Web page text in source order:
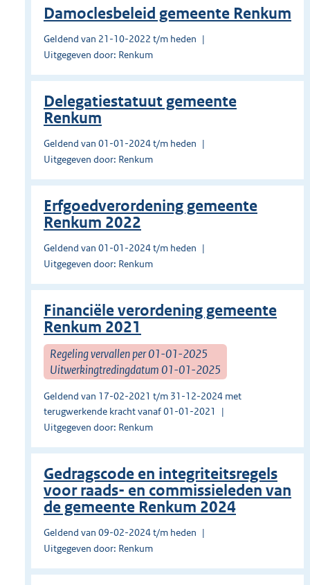
Damoclesbeleid gemeente Renkum
Geldend van 21-10-2022 t/m heden
Uitgegeven door: Renkum
Delegatiestatuut gemeente
Renkum
Geldend van 01-01-2024 t/m heden
Uitgegeven door: Renkum
Erfgoedverordening gemeente
Renkum 2022
Geldend van 01-01-2024 t/m heden
Uitgegeven door: Renkum
Financiële verordening gemeente
Renkum 2021
Regeling vervallen per 01-01-2025
Uitwerkingtredingdatum 01-01-2025
Geldend van 17-02-2021 t/m 31-12-2024 met
terugwerkende kracht vanaf 01-01-2021
Uitgegeven door: Renkum
Gedragscode en integriteitsregels
voor raads- en commissieleden van
de gemeente Renkum 2024
Geldend van 09-02-2024 t/m heden
Uitgegeven door: Renkum